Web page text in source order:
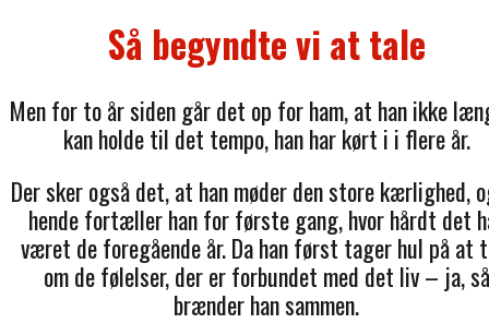
Så begyndte vi at tale
Men for to år siden går det op for ham, at han ikke
kan holde til det tempo, han har kørt i i flere år.
Der sker også det, at han møder den store kærlighed,
hende fortæller han for første gang, hvor hårdt det
været de foregående år. Da han først tager hul på at
om de følelser, der er forbundet med det liv – ja, så
brænder han sammen.